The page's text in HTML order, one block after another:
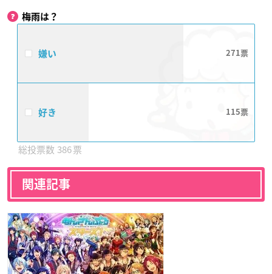
梅雨は？
嫌い 271
好き 115
386
関連記事